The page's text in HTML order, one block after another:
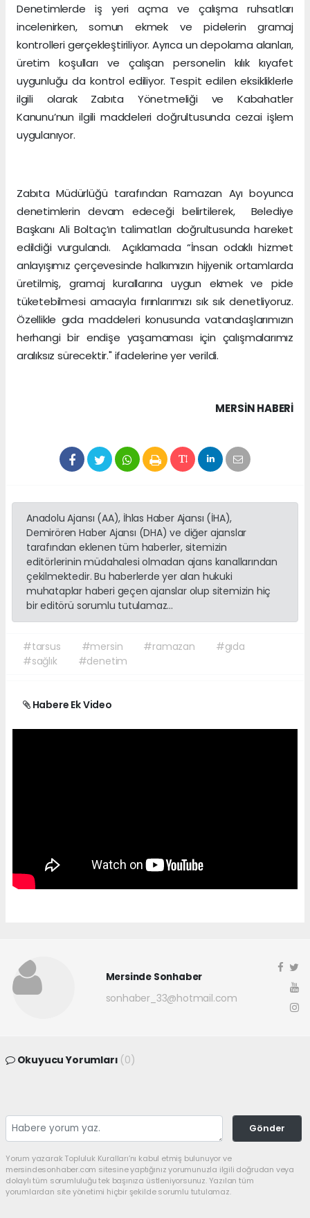
Denetimlerde iş yeri açma ve çalışma ruhsatları
incelenirken, somun ekmek ve pidelerin gramaj
kontrolleri gerçekleştiriliyor. Ayrıca un depolama alanları,
üretim koşulları ve çalışan personelin kılık kıyafet
uygunluğu da kontrol ediliyor. Tespit edilen eksikliklerle
ilgili olarak Zabıta Yönetmeliği ve Kabahatler
Kanunu’nun ilgili maddeleri doğrultusunda cezai işlem
uygulanıyor.
Zabıta Müdürlüğü tarafından Ramazan Ayı boyunca
denetimlerin devam edeceği belirtilerek, Belediye
Başkanı Ali Boltaç’ın talimatları doğrultusunda hareket
edildiği vurgulandı. Açıklamada “İnsan odaklı hizmet
anlayışımız çerçevesinde halkımızın hijyenik ortamlarda
üretilmiş, gramaj kurallarına uygun ekmek ve pide
tüketebilmesi amacıyla fırınlarımızı sık sık denetliyoruz.
Özellikle gıda maddeleri konusunda vatandaşlarımızın
herhangi bir endişe yaşamaması için çalışmalarımız
aralıksız sürecektir." ifadelerine yer verildi.
MERSIN HABERİ
Anadolu Ajansı (AA), İhlas Haber Ajansı (İHA),
Demirören Haber Ajansı (DHA) ve diğer ajanslar
tarafından eklenen tüm haberler, sitemizin
editörlerinin müdahalesi olmadan ajans kanallarından
çekilmektedir. Bu haberlerde yer alan hukuki
muhataplar haberi geçen ajanslar olup sitemizin hiç
bir editörü sorumlu tutulamaz...
#tarsus #mersin #ramazan
#gıda
#sağlık
#denetim
Habere Ek Video
Mersinde Sonhaber
sonhaber_33@hotmail.com
Okuyucu Yorumları (0)
Gönder
Yorum yazarak Topluluk Kuralları’nı kabul etmiş bulunuyor ve
mersindesonhaber.com sitesine yaptığınız yorumunuzla ilgili doğrudan veya
dolaylı tüm sorumluluğu tek başınıza üstleniyorsunuz. Yazılan tüm
yorumlardan site yönetimi hiçbir şekilde sorumlu tutulamaz.